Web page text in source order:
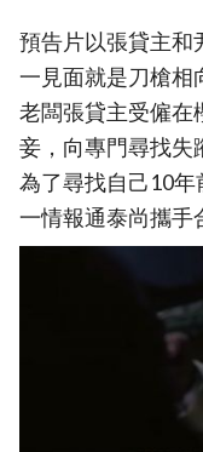
預告片以張貸主和
一見面就是刀槍相
老闆張貸主受僱在
妾，向專門尋找失
為了尋找自己10
一情報通泰尚攜手